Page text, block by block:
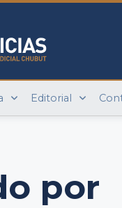
Editorial
por